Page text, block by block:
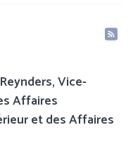
Vice-
Affaires
et des Affaires